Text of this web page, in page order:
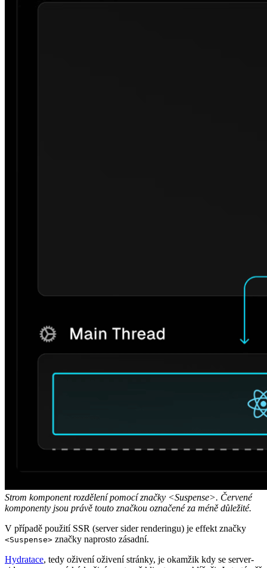
Strom komponent rozdělení pomocí značky <Suspense>. Červené
komponenty jsou právě touto značkou označené za méně důležité.
V případě použití SSR (server sider renderingu) je effekt značky
<Suspense> značky naprosto zásadní.
Hydratace, tedy oživení oživení stránky, je okamžik kdy se server-